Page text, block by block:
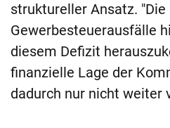
struktureller Ansatz.
Gewerbesteuerausfälle
diesem Defizit
finanzielle Lage der
dadurch nur nicht weiter